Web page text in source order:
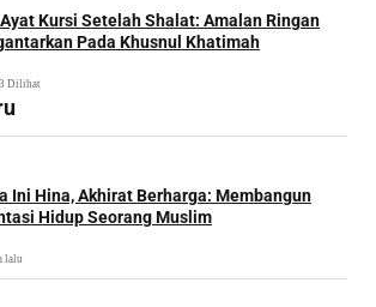
Kursi Setelah Shalat: Amalan Ringan
Pada Khusnul Khatimah
Dilihat
Ini Hina, Akhirat Berharga: Membangun
Hidup Seorang Muslim
lalu